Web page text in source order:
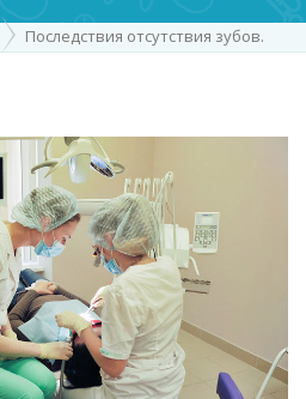
Последствия отсутствия зубов.